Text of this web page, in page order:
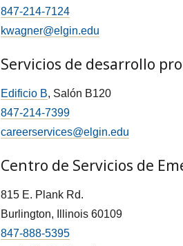
847-214-7124
kwagner@elgin.edu
Servicios de desarrollo
Edificio B, Salón B120
847-214-7399
careerservices@elgin.edu
Centro de Servicios de
815 E. Plank Rd.
Burlington, Illinois 60109
847-888-5395